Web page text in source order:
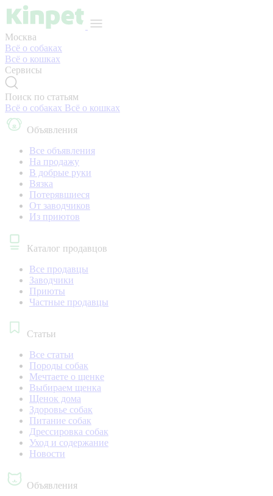
Москва
Всё о собаках
Всё о кошках
Сервисы
Поиск по статьям
Всё о собаках Всё о кошках
Объявления
Все объявления
На продажу
В добрые руки
Вязка
Потерявшиеся
От заводчиков
Из приютов
Каталог продавцов
Все продавцы
Заводчики
Приюты
Частные продавцы
Статьи
Все статьи
Породы собак
Мечтаете о щенке
Выбираем щенка
Щенок дома
Здоровье собак
Питание собак
Дрессировка собак
Уход и содержание
Новости
Объявления